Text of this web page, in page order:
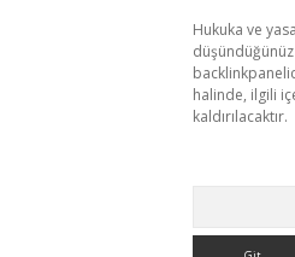
Hukuka ve
halinde, ilgili
kaldırılacaktır.